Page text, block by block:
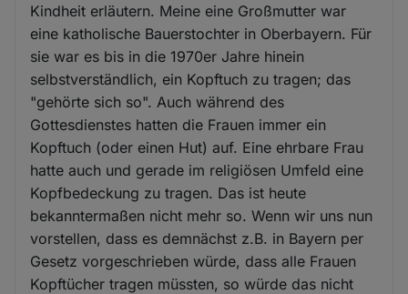
Kindheit erläutern. Meine eine Großmutter war
eine katholische Bauerstochter in Oberbayern. Für
sie war es bis in die 1970er Jahre hinein
selbstverständlich, ein Kopftuch zu tragen; das
"gehörte sich so". Auch während des
Gottesdienstes hatten die Frauen immer ein
Kopftuch (oder einen Hut) auf. Eine ehrbare Frau
hatte auch und gerade im religiösen Umfeld eine
Kopfbedeckung zu tragen. Das ist heute
bekanntermaßen nicht mehr so. Wenn wir uns nun
vorstellen, dass es demnächst z.B. in Bayern per
Gesetz vorgeschrieben würde, dass alle Frauen
Kopftücher tragen müssten, so würde das nicht